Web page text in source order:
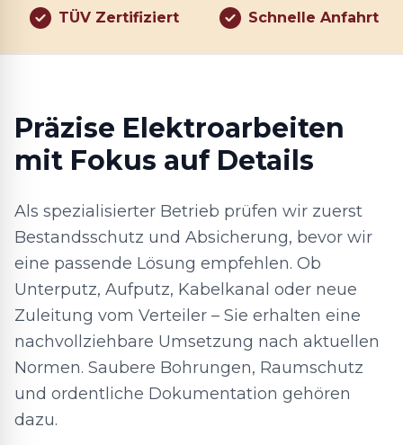
TÜV Zertifiziert Schnelle Anfahrt
Präzise Elektroarbeiten
mit Fokus auf Details
Als spezialisierter Betrieb prüfen wir zuerst
Bestandsschutz und Absicherung, bevor wir
eine passende Lösung empfehlen. Ob
Unterputz, Aufputz, Kabelkanal oder neue
Zuleitung vom Verteiler – Sie erhalten eine
nachvollziehbare Umsetzung nach aktuellen
Normen. Saubere Bohrungen, Raumschutz
und ordentliche Dokumentation gehören
dazu.